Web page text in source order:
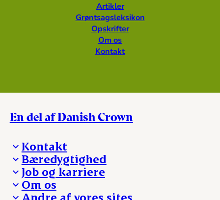
Artikler
Grøntsagsleksikon
Opskrifter
Om os
Kontakt
En del af Danish Crown
Kontakt
Besøg Danish Crown
Presse og nyheder
Reklamationer
Whistleblower
Bæredygtighed
Fra jord til bord
Hverdagen
Ansvarlighed og nøgletal
Job og karriere
Arbejd med os
Om os
Andre af vores sites